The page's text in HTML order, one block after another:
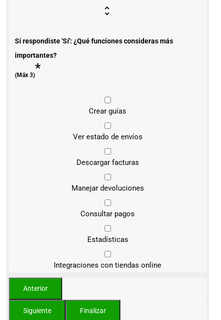
Si respondiste 'Sí': ¿Qué funciones consideras más
importantes?
(Máx 3)*
Crear guías
Ver estado de envíos
Descargar facturas
Manejar devoluciones
Consultar pagos
Estadísticas
Integraciones con tiendas online